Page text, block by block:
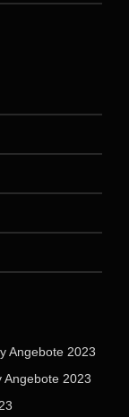
Angebote 2023
Angebote 2023